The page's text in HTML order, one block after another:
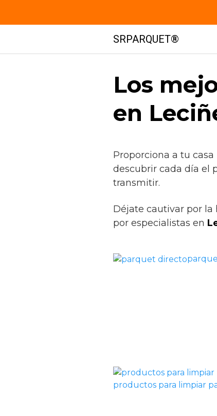
contenido
SRPARQUET®
Los
en
Proporciona a tu
descubrir cada día el
transmitir.
Déjate cautivar por la
por especialistas en
productos para limpiar